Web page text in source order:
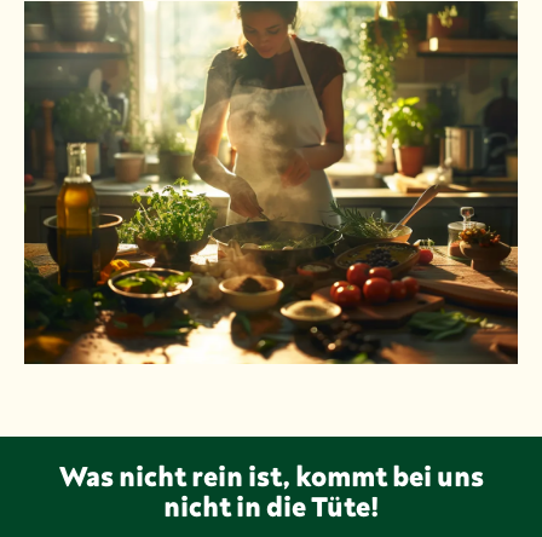
Was nicht rein ist, kommt bei uns
nicht in die Tüte!